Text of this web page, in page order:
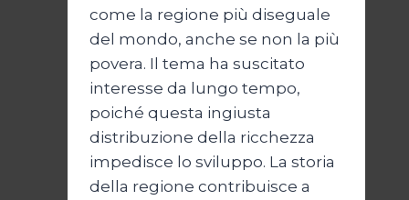
come la regione più diseguale
del mondo, anche se non la più
povera. Il tema ha suscitato
interesse da lungo tempo,
poiché questa ingiusta
distribuzione della ricchezza
impedisce lo sviluppo. La storia
della regione contribuisce a